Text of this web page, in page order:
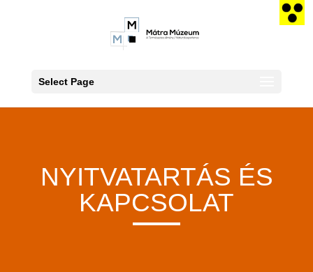
Select Page
NYITVATARTÁS ÉS
KAPCSOLAT